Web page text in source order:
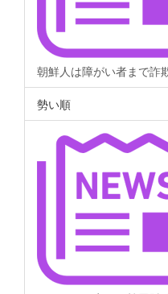
朝鮮人は障がい者まで詐
勢い順